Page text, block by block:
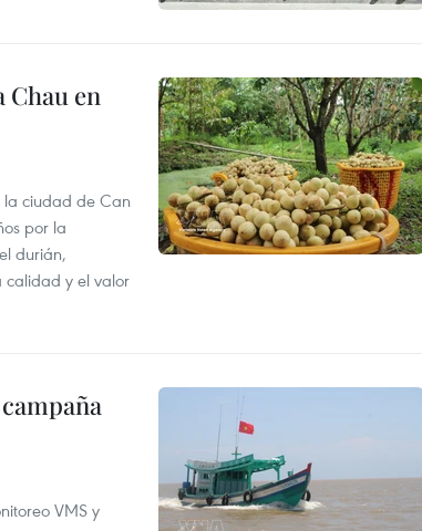
Chau en
la ciudad de Can
por la
durián,
calidad y el valor
VMS y